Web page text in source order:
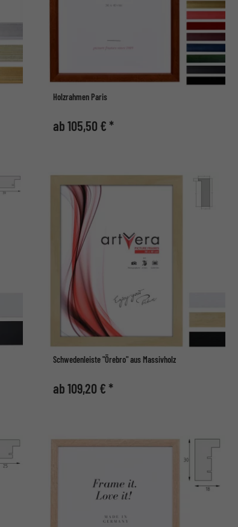
Holzrahmen Paris
ab 105,50 € *
Schwedenleiste "Örebro" aus Massivholz
ab 109,20 € *